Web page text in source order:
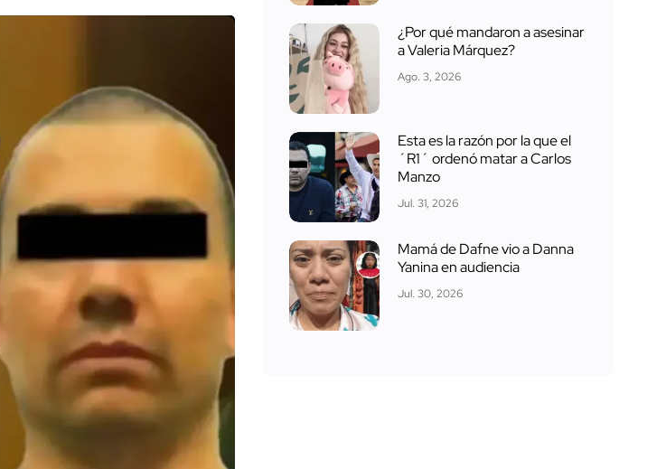
¿Por qué mandaron a asesinar
a Valeria Márquez?
Ago. 3, 2026
Esta es la razón por la que el
´R1´ ordenó matar a Carlos
Manzo
Jul. 31, 2026
Mamá de Dafne vio a Danna
Yanina en audiencia
Jul. 30, 2026